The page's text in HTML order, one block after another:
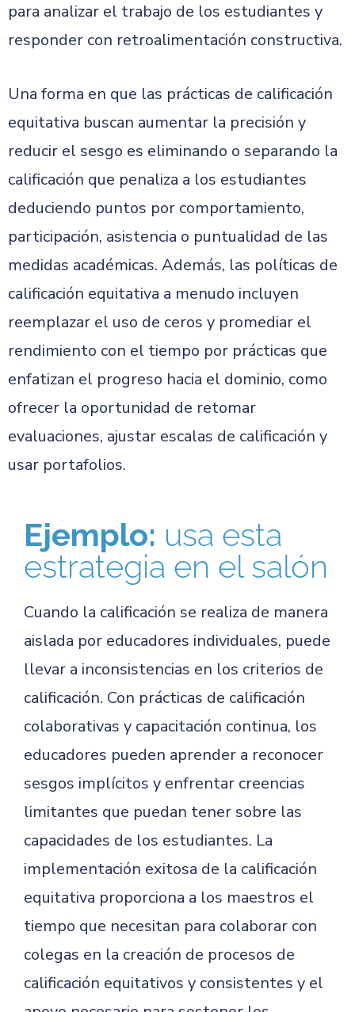
para analizar el trabajo de los estudiantes y
responder con retroalimentación constructiva.
Una forma en que las prácticas de calificación
equitativa buscan aumentar la precisión y
reducir el sesgo es eliminando o separando la
calificación que penaliza a los estudiantes
deduciendo puntos por comportamiento,
participación, asistencia o puntualidad de las
medidas académicas. Además, las políticas de
calificación equitativa a menudo incluyen
reemplazar el uso de ceros y promediar el
rendimiento con el tiempo por prácticas que
enfatizan el progreso hacia el dominio, como
ofrecer la oportunidad de retomar
evaluaciones, ajustar escalas de calificación y
usar portafolios.
Ejemplo: usa esta
estrategia en el salón
Cuando la calificación se realiza de manera
aislada por educadores individuales, puede
llevar a inconsistencias en los criterios de
calificación. Con prácticas de calificación
colaborativas y capacitación continua, los
educadores pueden aprender a reconocer
sesgos implícitos y enfrentar creencias
limitantes que puedan tener sobre las
capacidades de los estudiantes. La
implementación exitosa de la calificación
equitativa proporciona a los maestros el
tiempo que necesitan para colaborar con
colegas en la creación de procesos de
calificación equitativos y consistentes y el